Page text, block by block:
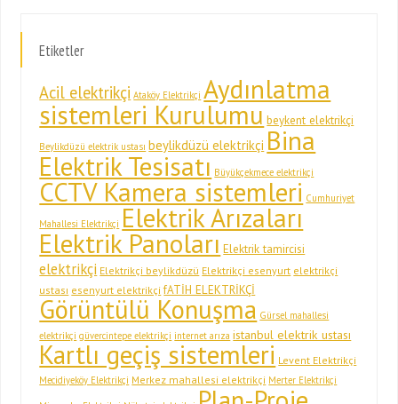
Etiketler
Acil elektrikçi Ataköy Elektrikçi Aydınlatma
sistemleri Kurulumu beykent elektrikçi
Beylikdüzü elektrik ustası beylikdüzü elektrikçi Bina
Elektrik Tesisatı Büyükçekmece elektrikçi
CCTV Kamera sistemleri Cumhuriyet
Mahallesi Elektrikçi Elektrik Arızaları
Elektrik Panoları Elektrik tamircisi
elektrikçi Elektrikçi beylikdüzü Elektrikçi esenyurt elektrikçi
ustası esenyurt elektrikçi fATİH ELEKTRİKÇİ
Görüntülü Konuşma Gürsel mahallesi
elektrikçi güvercintepe elektrikçi internet arıza istanbul elektrik ustası
Kartlı geçiş sistemleri Levent Elektrikçi
Mecidiyeköy Elektrikçi Merkez mahallesi elektrikçi Merter Elektrikçi